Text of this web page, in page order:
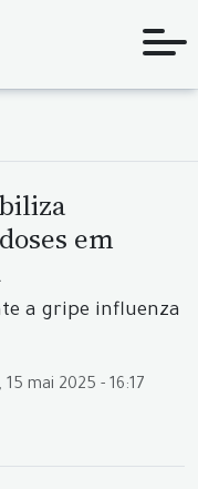
em
a gripe influenza
mai 2025 - 16:17